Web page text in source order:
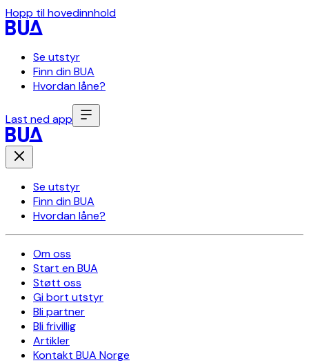
Hopp til hovedinnhold
Se utstyr
Finn din BUA
Hvordan låne?
Last ned app
Se utstyr
Finn din BUA
Hvordan låne?
Om oss
Start en BUA
Støtt oss
Gi bort utstyr
Bli partner
Bli frivillig
Artikler
Kontakt BUA Norge